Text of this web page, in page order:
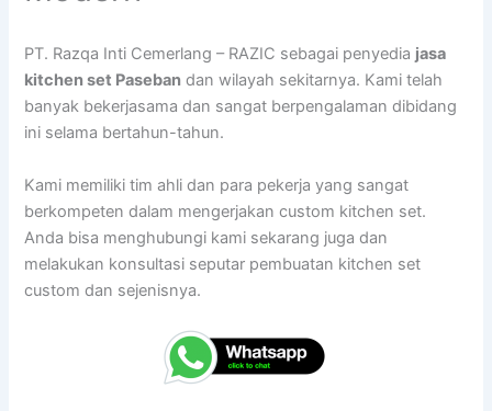
PT. Razqa Inti Cemerlang – RAZIC sebagai penyedia jasa
kitchen set Paseban dan wilayah sekitarnya. Kami telah
banyak bekerjasama dan sangat berpengalaman dibidang
ini selama bertahun-tahun.
Kami memiliki tim ahli dan para pekerja yang sangat
berkompeten dalam mengerjakan custom kitchen set.
Anda bisa menghubungi kami sekarang juga dan
melakukan konsultasi seputar pembuatan kitchen set
custom dan sejenisnya.